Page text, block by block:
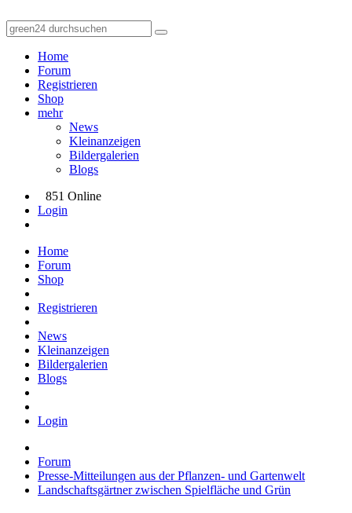
Home
Forum
Registrieren
Shop
mehr
News
Kleinanzeigen
Bildergalerien
Blogs
851 Online
Login
Home
Forum
Shop
Registrieren
News
Kleinanzeigen
Bildergalerien
Blogs
Login
Forum
Presse-Mitteilungen aus der Pflanzen- und Gartenwelt
Landschaftsgärtner zwischen Spielfläche und Grün